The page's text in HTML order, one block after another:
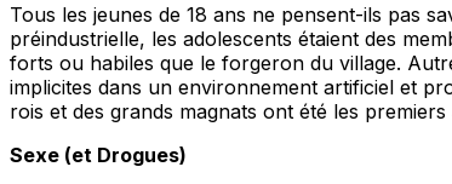
Tous les jeunes de 18 ans ne pensent-ils pas
préindustrielle, les adolescents étaient des
forts ou habiles que le forgeron du village.
implicites dans un environnement artificiel et
rois et des grands magnats ont été les
Sexe (et Drogues)